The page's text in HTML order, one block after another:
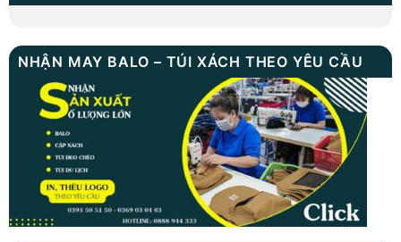
NHẬN MAY BALO – TÚI XÁCH THEO YÊU CẦU